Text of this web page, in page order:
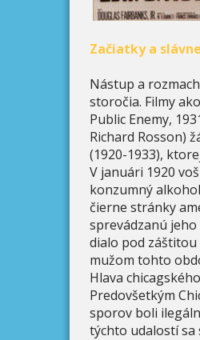
Začiatky a
Nástup a
storočia. Filmy ako
Public Enemy,
Richard Rosson)
(1920-1933),
V januári 1920
konzumný
čierne stránky
sprevádzanú jeho
dialo pod
mužom tohto
Hlava
Predovšetkým
sporov boli
týchto udalostí sa